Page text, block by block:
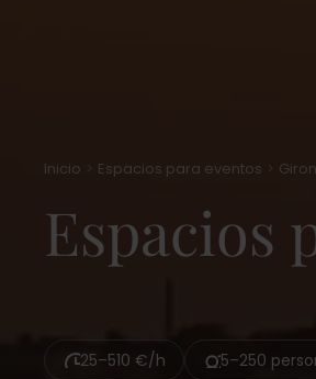
Inicio Espacios para eventos
Espacios
25–510 €/h 5–250